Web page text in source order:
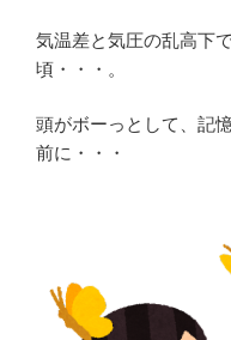
気温差と気圧の乱高下
頃・・・。
頭がボーっとして、記
前に・・・